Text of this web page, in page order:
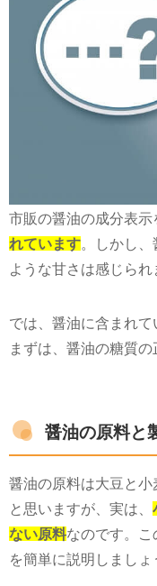
市販の醤油の成分表示
れています 。しかし
ような甘さは感じられ
では、醤油に含まれ
まずは、醤油の糖質の
醤油の原料と
醤油の原料は大豆と小
と思いますが、実は、
ない原料なのです。こ
を簡単に説明しましょ